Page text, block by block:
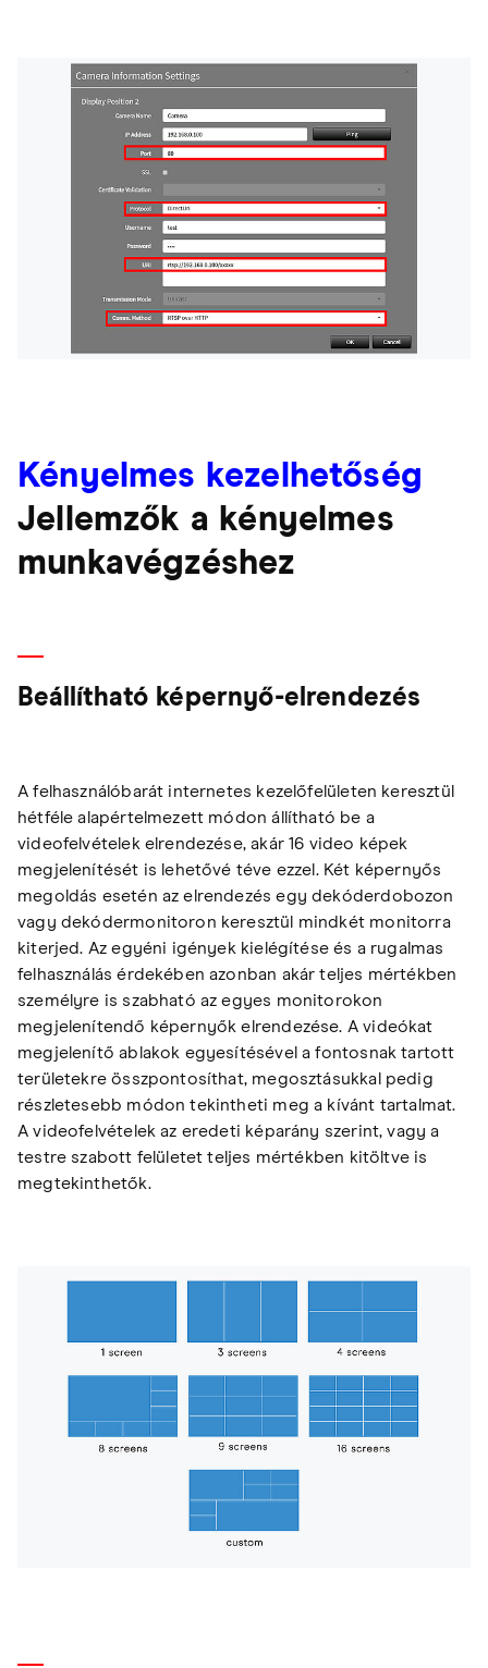
Kényelmes kezelhetőség
Jellemzők a kényelmes
munkavégzéshez
Beállítható képernyő-elrendezés
A felhasználóbarát internetes kezelőfelületen keresztül
hétféle alapértelmezett módon állítható be a
videofelvételek elrendezése, akár 16 video képek
megjelenítését is lehetővé téve ezzel. Két képernyős
megoldás esetén az elrendezés egy dekóderdobozon
vagy dekódermonitoron keresztül mindkét monitorra
kiterjed. Az egyéni igények kielégítése és a rugalmas
felhasználás érdekében azonban akár teljes mértékben
személyre is szabható az egyes monitorokon
megjelenítendő képernyők elrendezése. A videókat
megjelenítő ablakok egyesítésével a fontosnak tartott
területekre összpontosíthat, megosztásukkal pedig
részletesebb módon tekintheti meg a kívánt tartalmat.
A videofelvételek az eredeti képarány szerint, vagy a
testre szabott felületet teljes mértékben kitöltve is
megtekinthetők.